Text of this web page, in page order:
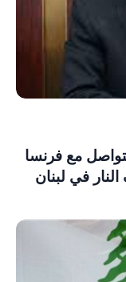
مع فرنسا
في لبنان